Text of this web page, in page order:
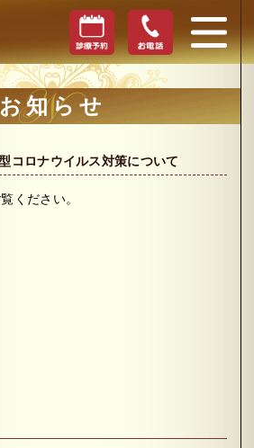
お知らせ
コロナウイルス対策について
ください。